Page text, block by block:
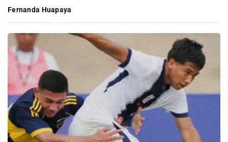
Fernanda Huapaya